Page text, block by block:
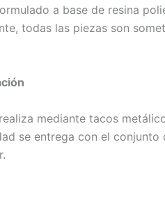
a base de resina
todas las piezas son
mediante tacos
se entrega con el